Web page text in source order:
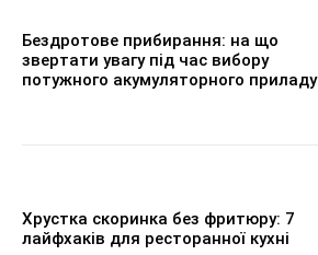
Бездротове прибирання: на що
звертати увагу під час вибору
потужного акумуляторного приладу
Хрустка скоринка без фритюру: 7
лайфхаків для ресторанної кухні